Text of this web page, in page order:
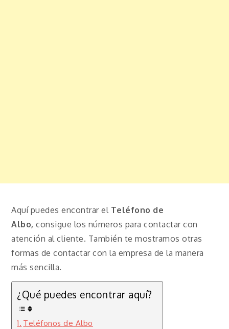
Aquí puedes encontrar el Teléfono de
Albo,consigue los números para contactar con
atención al cliente. También te mostramos otras
formas de contactar con la empresa de la manera
más sencilla.
¿Qué puedes encontrar aquí?
Teléfonos de Albo